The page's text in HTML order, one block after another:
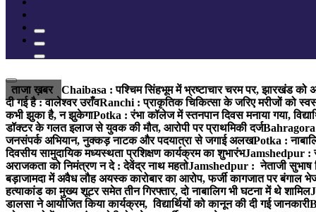
ताजा ख़बर Chaibasa : पश्चिम सिंहभूम में भ्रष्टाचार चरम पर, झारखंड को
दी गई है : वालेश्वर उराँवRanchi : प्राकृतिक चिकित्सा के जरिए मरीजों को
कभी झुका है, न झुकेगाPotka : रंभा कॉलेज में स्तनपान दिवस मनाया गया,
डॉक्टर के गलत इलाज से युवक की मौत, आरोपी पर प्राथमिकी दर्जBahragora
जनसंपर्क अभियान, नुक्कड़ नाटक और पदयात्रा से जगाई अलखPotka :
दिवसीय सामुदायिक मध्यस्थता प्रशिक्षण कार्यक्रम का शुभारंभJamshedpur :
अराजकता को निमंत्रण न दे : देवेंद्र नाथ महतोJamshedpur : नेताजी सुभाष
बड़ाजामदा में अवैध लौह अयस्क कारोबार का आरोप, फर्जी कागजात पर बंगाल
हत्याकांड का मुख्य शूटर समेत तीन गिरफ्तार, दो नाबालिग भी घटना में थे शामिल
डालसा ने आयोजित किया कार्यक्रम, विद्यार्थियों को कानून की दी गई जानकारी